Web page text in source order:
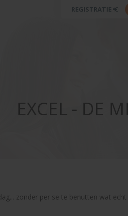
REGISTRATIE
EXCEL - DE
zonder per se te benutten wat